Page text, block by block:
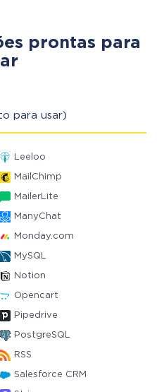
prontas para
para usar)
Leeloo
MailChimp
MailerLite
ManyChat
Monday.com
MySQL
Notion
Opencart
Pipedrive
PostgreSQL
RSS
Salesforce CRM